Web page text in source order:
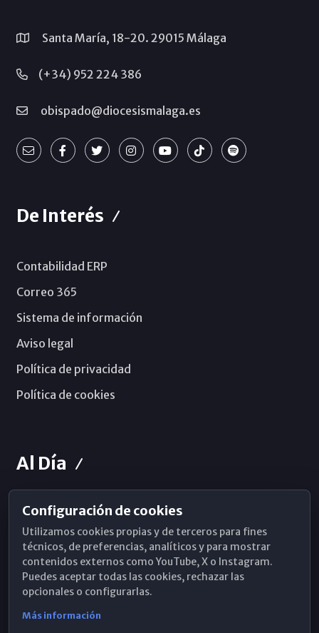
Santa María, 18-20. 29015 Málaga
(+34) 952 224 386
obispado@diocesismalaga.es
De Interés
Contabilidad ERP
Correo 365
Sistema de información
Aviso legal
Política de privacidad
Política de cookies
Al Día
Horarios de Misa
Hemeroteca
WhatsApp
Configuración de cookies
Utilizamos cookies propias y de terceros para fines
técnicos, de preferencias, analíticos y para mostrar
contenidos externos como YouTube, X o Instagram.
Puedes aceptar todas las cookies, rechazar las
opcionales o configurarlas.
Más información